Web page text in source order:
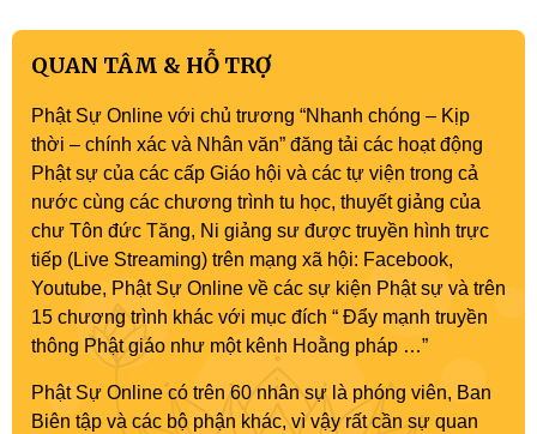
QUAN TÂM & HỖ TRỢ
Phật Sự Online với chủ trương “Nhanh chóng – Kịp
thời – chính xác và Nhân văn” đăng tải các hoạt động
Phật sự của các cấp Giáo hội và các tự viện trong cả
nước cùng các chương trình tu học, thuyết giảng của
chư Tôn đức Tăng, Ni giảng sư được truyền hình trực
tiếp (Live Streaming) trên mạng xã hội: Facebook,
Youtube, Phật Sự Online về các sự kiện Phật sự và trên
15 chương trình khác với mục đích “ Đẩy mạnh truyền
thông Phật giáo như một kênh Hoằng pháp …”
Phật Sự Online có trên 60 nhân sự là phóng viên, Ban
Biên tập và các bộ phận khác, vì vậy rất cần sự quan